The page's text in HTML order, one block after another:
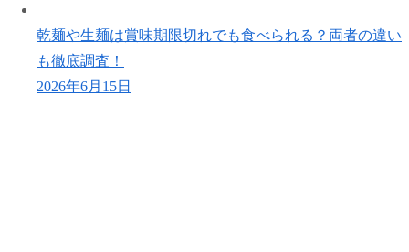
乾麺や生麺は賞味期限切れでも食べられる？両者の違い
も徹底調査！
2026年6月15日